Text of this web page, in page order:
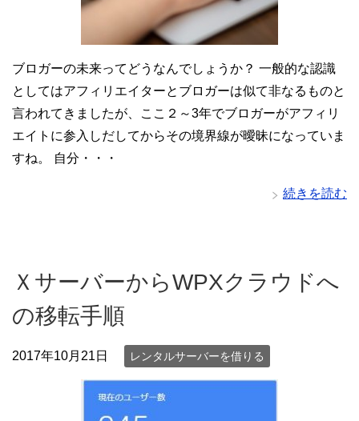
ブロガーの未来ってどうなんでしょうか？ 一般的な認識
としてはアフィリエイターとブロガーは似て非なるものと
言われてきましたが、ここ２～3年でブロガーがアフィリ
エイトに参入しだしてからその境界線が曖昧になっていま
すね。 自分・・・
続きを読む
ＸサーバーからWPXクラウドへ
の移転手順
2017年10月21日 レンタルサーバーを借りる